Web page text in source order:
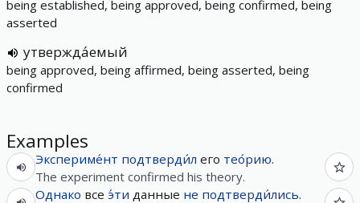
being established, being approved, being confirmed, being
asserted
утвержда́емый
being approved, being affirmed, being asserted, being
confirmed
Examples
Экспериме́нт подтверди́л его тео́рию.
The experiment confirmed his theory.
Однако все э́ти данные не подтверди́лись.